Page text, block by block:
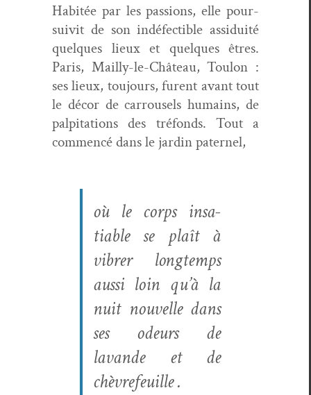
Habitée par les pas­sions, elle pour­
suiv­it de son indé­fectible assiduité
quelques lieux et quelques êtres.
Paris, Mail­ly-le-Château, Toulon :
ses lieux, tou­jours, furent avant tout
le décor de car­rousels humains, de
pal­pi­ta­tions des tré­fonds. Tout a
com­mencé dans le jardin paternel,
où le corps insa­
tiable se plaît à
vibr­er longtemps
aus­si loin qu’à la
nuit nou­velle dans
ses odeurs de
lavande et de
chèvrefeuille .